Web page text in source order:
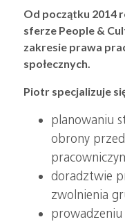
Od początku 2014
sferze People &
zakresie prawa
społecznych.
Piotr specjalizuje
planowaniu
obrony
doradztwie
zwolnienia
prowadzeniu